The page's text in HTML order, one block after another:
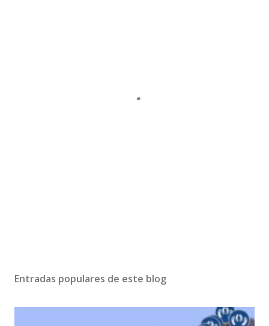
Entradas populares de este blog